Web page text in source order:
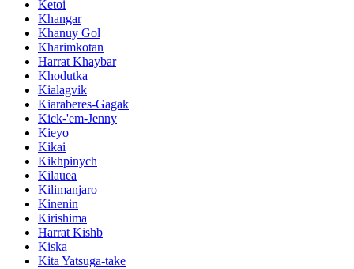
Ketoi
Khangar
Khanuy Gol
Kharimkotan
Harrat Khaybar
Khodutka
Kialagvik
Kiaraberes-Gagak
Kick-'em-Jenny
Kieyo
Kikai
Kikhpinych
Kilauea
Kilimanjaro
Kinenin
Kirishima
Harrat Kishb
Kiska
Kita Yatsuga-take